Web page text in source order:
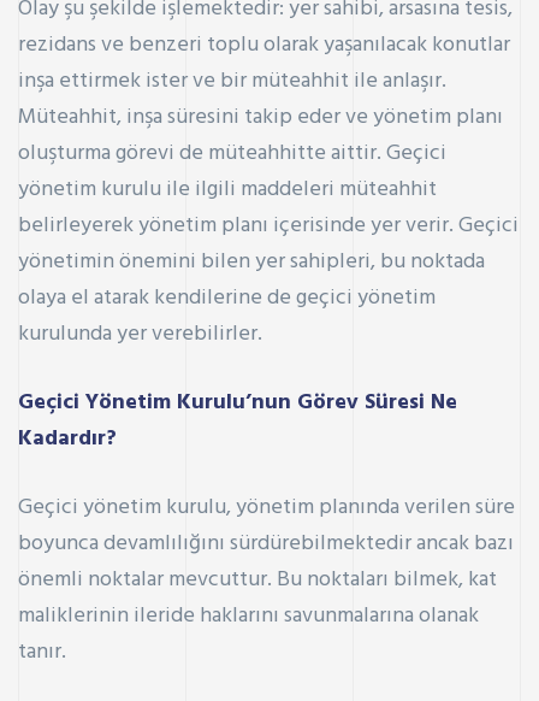
Olay şu şekilde işlemektedir: yer sahibi, arsasına tesis,
rezidans ve benzeri toplu olarak yaşanılacak konutlar
inşa ettirmek ister ve bir müteahhit ile anlaşır.
Müteahhit, inşa süresini takip eder ve yönetim planı
oluşturma görevi de müteahhitte aittir. Geçici
yönetim kurulu ile ilgili maddeleri müteahhit
belirleyerek yönetim planı içerisinde yer verir. Geçici
yönetimin önemini bilen yer sahipleri, bu noktada
olaya el atarak kendilerine de geçici yönetim
kurulunda yer verebilirler.
Geçici Yönetim Kurulu’nun Görev Süresi Ne
Kadardır?
Geçici yönetim kurulu, yönetim planında verilen süre
boyunca devamlılığını sürdürebilmektedir ancak bazı
önemli noktalar mevcuttur. Bu noktaları bilmek, kat
maliklerinin ileride haklarını savunmalarına olanak
tanır.